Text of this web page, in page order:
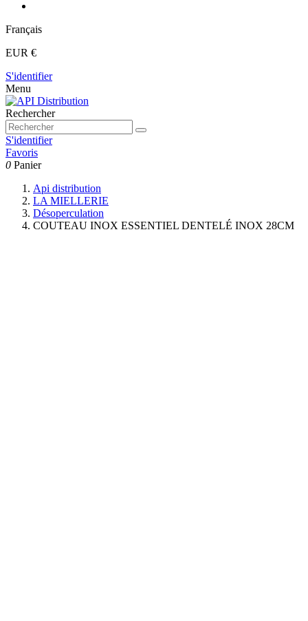
Français
EUR €
S'identifier
Menu
Rechercher
S'identifier
Favoris
0 Panier
Api distribution
LA MIELLERIE
Désoperculation
COUTEAU INOX ESSENTIEL DENTELÉ INOX 28CM